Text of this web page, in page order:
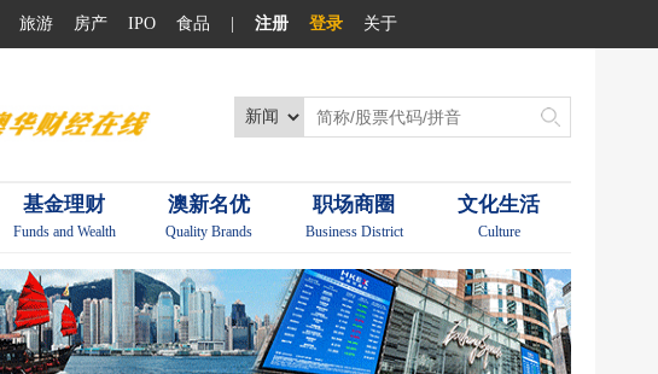
旅游 房产 IPO 食品 注册 登录 关于
基金理财
Funds and Wealth
澳新名优
Quality Brands
职场商圈
Business District
文化生活
Culture